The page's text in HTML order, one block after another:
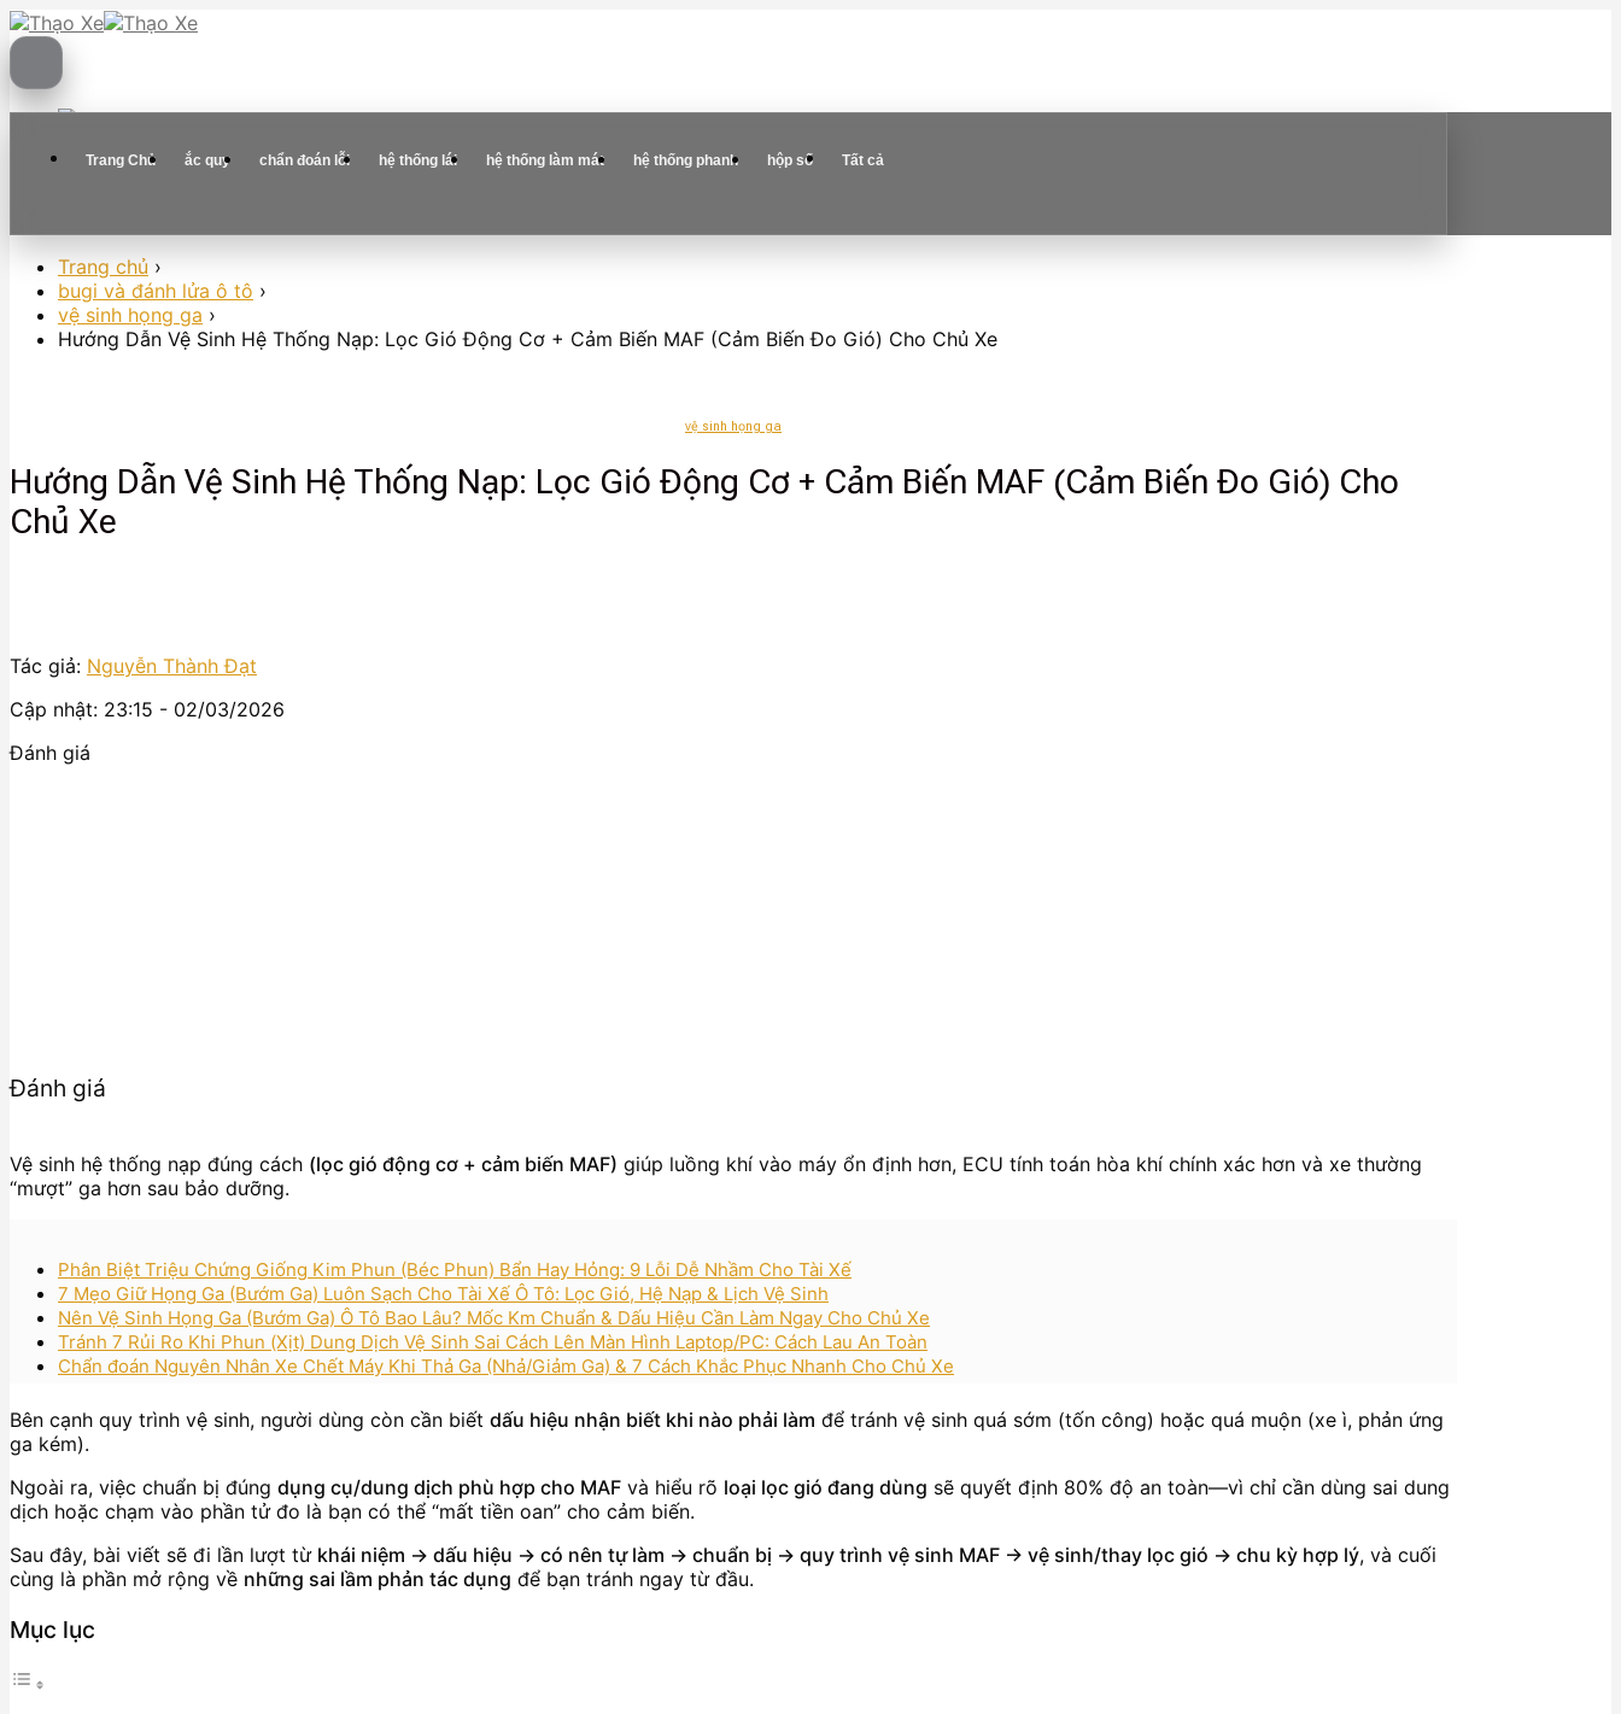
Skip
to
Trang Chủ ắc quy chẩn đoán lỗi hệ thống lái hệ thống làm mát hệ thống phanh hộp số Tất cả
Trang chủ ›
bugi và đánh lửa ô tô ›
vệ sinh họng ga ›
Hướng Dẫn Vệ Sinh Hệ Thống Nạp: Lọc Gió Động Cơ + Cảm Biến MAF (Cảm Biến Đo Gió) Cho Chủ Xe
vệ sinh họng ga
Hướng Dẫn Vệ Sinh Hệ Thống Nạp: Lọc Gió Động Cơ + Cảm Biến MAF (Cảm Biến Đo Gió) Cho
Chủ Xe
Tác giả: Nguyễn Thành Đạt
Cập nhật: 23:15 - 02/03/2026
Đánh giá
Đánh giá
Vệ sinh hệ thống nạp đúng cách (lọc gió động cơ + cảm biến MAF) giúp luồng khí vào máy ổn định hơn, ECU tính toán hòa khí chính xác hơn và xe thường
“mượt” ga hơn sau bảo dưỡng.
Phân Biệt Triệu Chứng Giống Kim Phun (Béc Phun) Bẩn Hay Hỏng: 9 Lỗi Dễ Nhầm Cho Tài Xế
7 Mẹo Giữ Họng Ga (Bướm Ga) Luôn Sạch Cho Tài Xế Ô Tô: Lọc Gió, Hệ Nạp & Lịch Vệ Sinh
Nên Vệ Sinh Họng Ga (Bướm Ga) Ô Tô Bao Lâu? Mốc Km Chuẩn & Dấu Hiệu Cần Làm Ngay Cho Chủ Xe
Tránh 7 Rủi Ro Khi Phun (Xịt) Dung Dịch Vệ Sinh Sai Cách Lên Màn Hình Laptop/PC: Cách Lau An Toàn
Chẩn đoán Nguyên Nhân Xe Chết Máy Khi Thả Ga (Nhả/Giảm Ga) & 7 Cách Khắc Phục Nhanh Cho Chủ Xe
Bên cạnh quy trình vệ sinh, người dùng còn cần biết dấu hiệu nhận biết khi nào phải làm để tránh vệ sinh quá sớm (tốn công) hoặc quá muộn (xe ì, phản ứng
ga kém).
Ngoài ra, việc chuẩn bị đúng dụng cụ/dung dịch phù hợp cho MAF và hiểu rõ loại lọc gió đang dùng sẽ quyết định 80% độ an toàn—vì chỉ cần dùng sai dung
dịch hoặc chạm vào phần tử đo là bạn có thể “mất tiền oan” cho cảm biến.
Sau đây, bài viết sẽ đi lần lượt từ khái niệm → dấu hiệu → có nên tự làm → chuẩn bị → quy trình vệ sinh MAF → vệ sinh/thay lọc gió → chu kỳ hợp lý, và cuối
cùng là phần mở rộng về những sai lầm phản tác dụng để bạn tránh ngay từ đầu.
Mục lục